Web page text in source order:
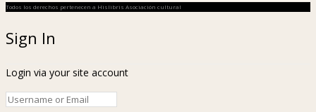
Todos los derechos pertenecen a Hislibris Asociación cultural
Sign In
Login via your site account